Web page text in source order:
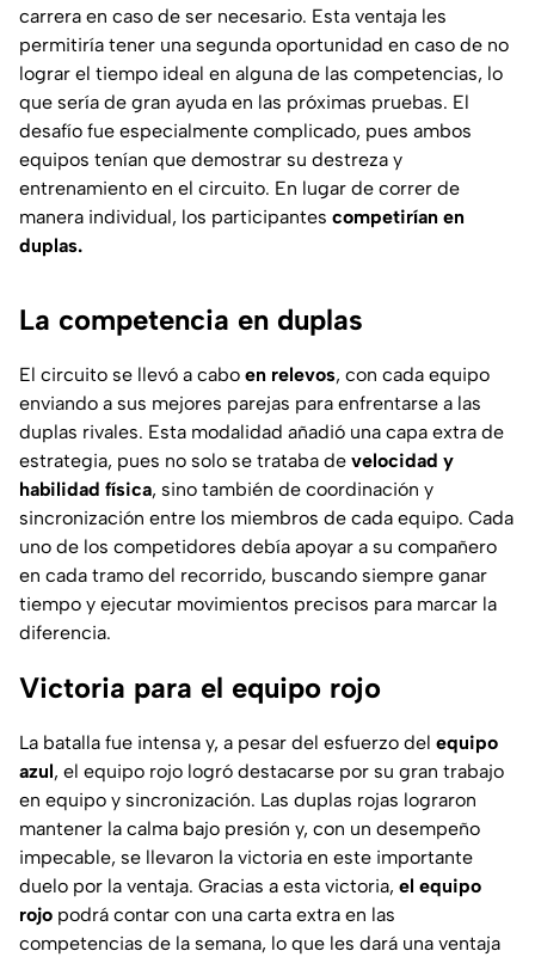
carrera en caso de ser necesario. Esta ventaja les
permitiría tener una segunda oportunidad en caso de no
lograr el tiempo ideal en alguna de las competencias, lo
que sería de gran ayuda en las próximas pruebas. El
desafío fue especialmente complicado, pues ambos
equipos tenían que demostrar su destreza y
entrenamiento en el circuito. En lugar de correr de
manera individual, los participantes competirían en
duplas.
La competencia en duplas
El circuito se llevó a cabo en relevos, con cada equipo
enviando a sus mejores parejas para enfrentarse a las
duplas rivales. Esta modalidad añadió una capa extra de
estrategia, pues no solo se trataba de velocidad y
habilidad física, sino también de coordinación y
sincronización entre los miembros de cada equipo. Cada
uno de los competidores debía apoyar a su compañero
en cada tramo del recorrido, buscando siempre ganar
tiempo y ejecutar movimientos precisos para marcar la
diferencia.
Victoria para el equipo rojo
La batalla fue intensa y, a pesar del esfuerzo del equipo
azul, el equipo rojo logró destacarse por su gran trabajo
en equipo y sincronización. Las duplas rojas lograron
mantener la calma bajo presión y, con un desempeño
impecable, se llevaron la victoria en este importante
duelo por la ventaja. Gracias a esta victoria, el equipo
rojo podrá contar con una carta extra en las
competencias de la semana, lo que les dará una ventaja